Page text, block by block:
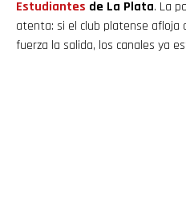
Estudiantes de La Plata. La
atenta: si el club platense afloja
fuerza la salida, los canales ya